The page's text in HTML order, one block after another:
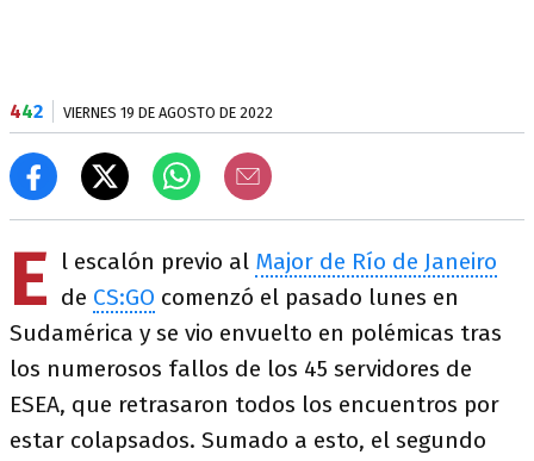
442 VIERNES 19 DE AGOSTO DE 2022
E l escalón previo al Major de Río de Janeiro
de CS:GO comenzó el pasado lunes en
Sudamérica y se vio envuelto en polémicas tras
los numerosos fallos de los 45 servidores de
ESEA, que retrasaron todos los encuentros por
estar colapsados. Sumado a esto, el segundo